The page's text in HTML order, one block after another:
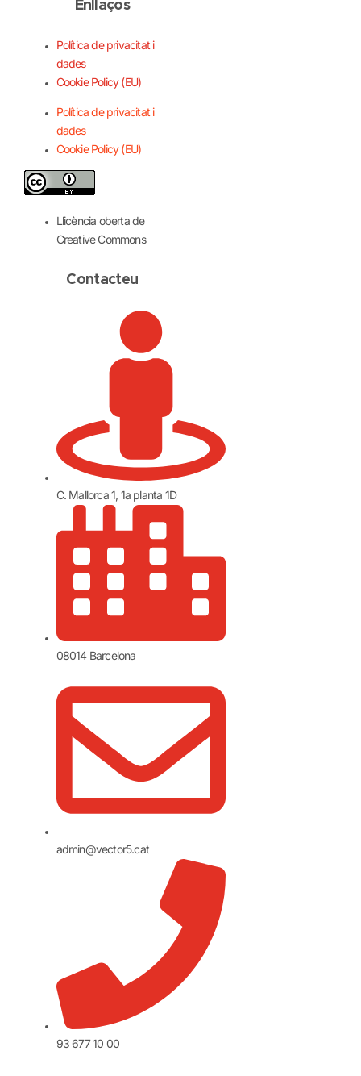
Enllaços
Política de privacitat i
dades
Cookie Policy (EU)
Política de privacitat i
dades
Cookie Policy (EU)
Llicència oberta de
Creative Commons
Contacteu
C. Mallorca 1, 1a planta 1D
08014 Barcelona
admin@vector5.cat
93 677 10 00